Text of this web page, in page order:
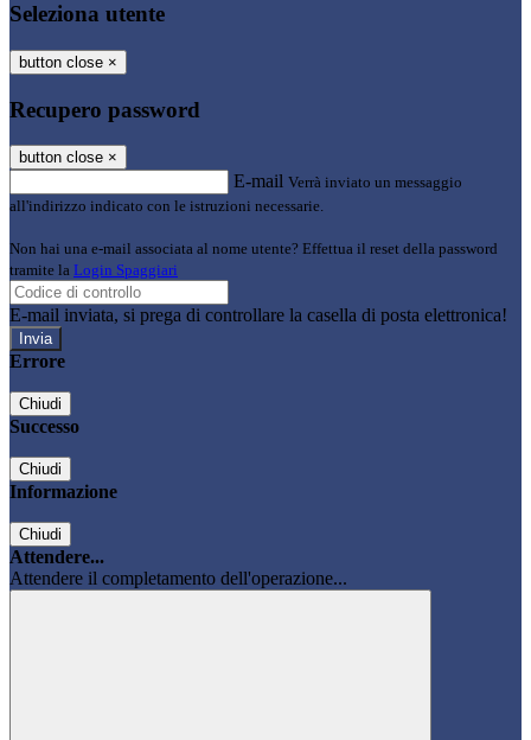
Seleziona utente
button close ×
Recupero password
button close ×
E-mail Verrà inviato un messaggio
all'indirizzo indicato con le istruzioni necessarie.
Non hai una e-mail associata al nome utente? Effettua il reset della password
tramite la Login Spaggiari
E-mail inviata, si prega di controllare la casella di posta elettronica!
Errore
Chiudi
Successo
Chiudi
Informazione
Chiudi
Attendere...
Attendere il completamento dell'operazione...